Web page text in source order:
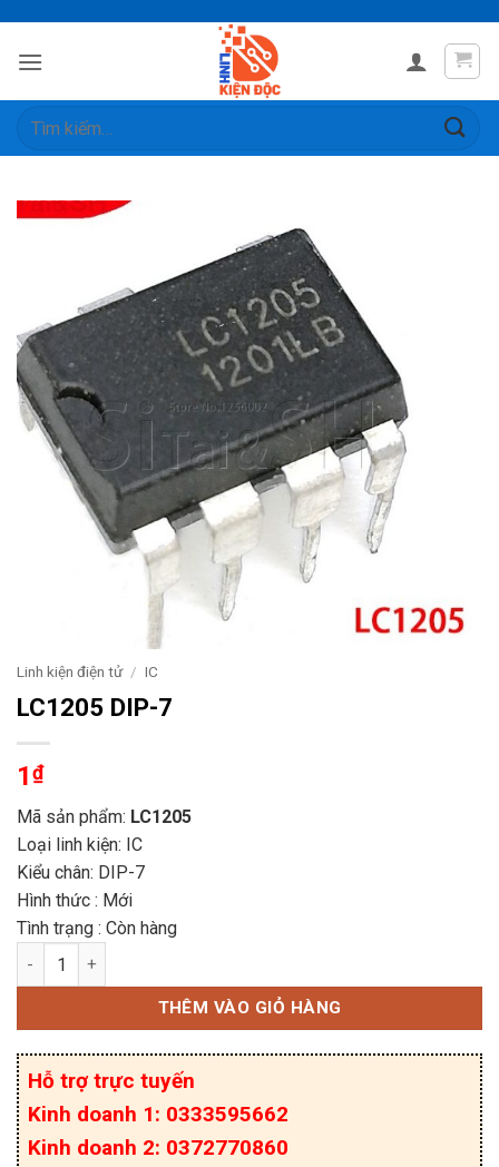
content
Tìm
kiếm:
Linh kiện điện tử / IC
LC1205 DIP-7
1₫
Mã sản phẩm: LC1205
Loại linh kiện: IC
Kiểu chân: DIP-7
Hình thức : Mới
Tình trạng : Còn hàng
LC1205 DIP-7 số lượng
THÊM VÀO GIỎ HÀNG
Hỗ trợ trực tuyến
Kinh doanh 1: 0333595662
Kinh doanh 2: 0372770860